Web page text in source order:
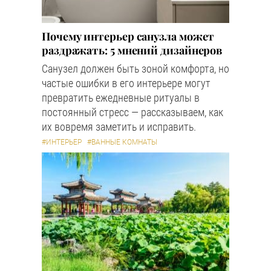
Почему интерьер санузла может
раздражать: 5 мнений дизайнеров
Санузел должен быть зоной комфорта, но
частые ошибки в его интерьере могут
превратить ежедневные ритуалы в
постоянный стресс — рассказываем, как
их вовремя заметить и исправить.
#ИНТЕРЬЕР #ВАННЫЕ КОМНАТЫ